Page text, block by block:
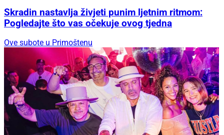
Skradin nastavlja živjeti punim ljetnim ritmom:
Pogledajte što vas očekuje ovog tjedna
Ove subote u Primoštenu